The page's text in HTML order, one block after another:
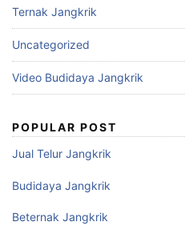
Ternak Jangkrik
Uncategorized
Video Budidaya Jangkrik
POPULAR POST
Jual Telur Jangkrik
Budidaya Jangkrik
Beternak Jangkrik